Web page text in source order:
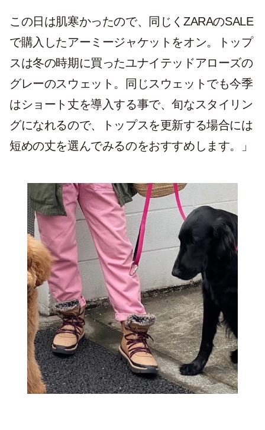
この日は肌寒かったので、同じくZARAのSALE
で購入したアーミージャケットをオン。トップ
スは冬の時期に買ったユナイテッドアローズの
グレーのスウェット。同じスウェットでも今季
はショート丈を導入する事で、旬なスタイリン
グになれるので、トップスを更新する場合には
短めの丈を選んでみるのをおすすめします。」